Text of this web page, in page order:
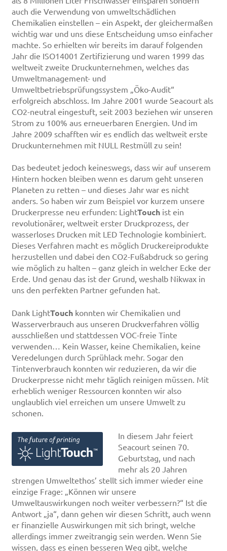
auch die Verwendung von umweltschädlichen
Chemikalien einstellen – ein Aspekt, der gleichermaßen
wichtig war und uns diese Entscheidung umso einfacher
machte. So erhielten wir bereits im darauf folgenden
Jahr die ISO14001 Zertifizierung und waren 1999 das
weltweit zweite Druckunternehmen, welches das
Umweltmanagement- und
Umweltbetriebsprüfungssystem „Öko-Audit“
erfolgreich abschloss. Im Jahre 2001 wurde Seacourt als
CO2-neutral eingestuft, seit 2003 beziehen wir unseren
Strom zu 100% aus erneuerbaren Energien. Und im
Jahre 2009 schafften wir es endlich das weltweit erste
Druckunternehmen mit NULL Restmüll zu sein!
Das bedeutet jedoch keineswegs, dass wir auf unserem
Hintern hocken bleiben wenn es darum geht unseren
Planeten zu retten – und dieses Jahr war es nicht
anders. So haben wir zum Beispiel vor kurzem unsere
Druckerpresse neu erfunden: LightTouchist ein
revolutionärer, weltweit erster Druckprozess, der
wasserloses Drucken mit LED Technologie kombiniert.
Dieses Verfahren macht es möglich Druckereiprodukte
herzustellen und dabei den CO2-Fußabdruck so gering
wie möglich zu halten – ganz gleich in welcher Ecke der
Erde. Und genau das ist der Grund, weshalb Nikwax in
uns den perfekten Partner gefunden hat.
Dank LightTouchkonnten wir Chemikalien und
Wasserverbrauch aus unseren Druckverfahren völlig
ausschließen und stattdessen VOC-freie Tinte
verwenden… Kein Wasser, keine Chemikalien, keine
Veredelungen durch Sprühlack mehr. Sogar den
Tintenverbrauch konnten wir reduzieren, da wir die
Druckerpresse nicht mehr täglich reinigen müssen. Mit
erheblich weniger Ressourcen konnten wir also
unglaublich viel erreichen um unsere Umwelt zu
schonen.
In diesem Jahr feiert
Seacourt seinen 70.
Geburtstag, und nach
mehr als 20 Jahren
strengen Umweltethos’ stellt sich immer wieder eine
einzige Frage: „Können wir unsere
Umweltauswirkungen noch weiter verbessern?“ Ist die
Antwort „ja“, dann gehen wir diesen Schritt, auch wenn
er finanzielle Auswirkungen mit sich bringt, welche
allerdings immer zweitrangig sein werden. Wenn Sie
wissen, dass es einen besseren Weg gibt, welche